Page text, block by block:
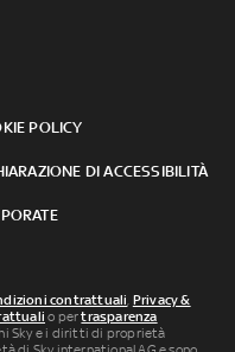
POLICY
DI ACCESSIBILITÀ
contrattuali, Privacy &
o pertrasparenza
Sky e i diritti di proprietà